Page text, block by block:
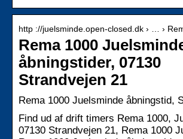
http ://juelsminde.open-closed.dk › … ›
Rema 1000
åbningstider, 07130
Strandvejen 21
Rema 1000 Juelsminde åbningstid,
Find ud af drift timers Rema 1000,
07130 Strandvejen 21, Rema 1000